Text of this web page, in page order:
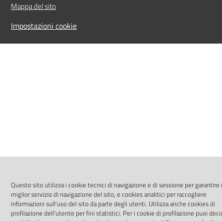
Mappa del sito
Impostazioni cookie
Questo sito utilizza i cookie tecnici di navigazione e di sessione per garantire
miglior servizio di navigazione del sito, e cookies analitici per raccogliere
informazioni sull'uso del sito da parte degli utenti. Utilizza anche cookies di
profilazione dell'utente per fini statistici. Per i cookie di profilazione puoi